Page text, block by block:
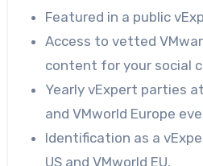
Featured in a public
Access to vetted
content for your social
Yearly vExpert parties
and VMworld Europe
Identification as a
US and VMworld EU.